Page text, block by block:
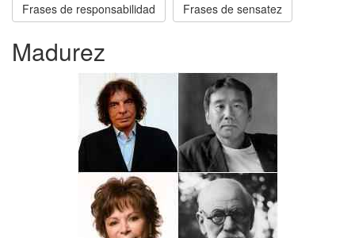
Frases de responsabilidad Frases de sensatez
Madurez